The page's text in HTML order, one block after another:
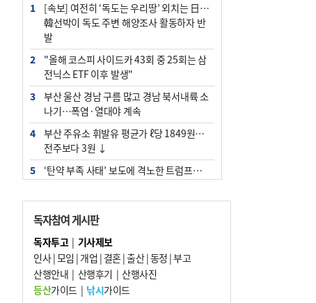
1
[속보] 여전히 ‘독도는 우리땅’ 외치는 日…
韓선박이 독도 주변 해양조사 활동하자 반
발
2
"올해 코스피 사이드카 43회 중 25회는 삼
전닉스 ETF 이후 발생"
3
부산 울산 경남 구름 많고 경남 북서내륙 소
나기…폭염·열대야 계속
4
부산 주유소 휘발유 평균가 ℓ당 1849원…
전주보다 3원 ↓
5
‘탄약 부족 사태’ 보도에 격노한 트럼프…
물선 적발
7
[2026 부산청소년극지체험탐험대 현장르
포] 2회 : 하늘에서 만난 얼음의 나라
8
입추 지났지만 푹푹 찐다…온열질환자 10
년 만에 3배
독자참여 게시판
독자투고| 기사제보
인사|모임 | 개업 | 결혼|출산|동정 |부고
산행안내 | 산행후기 | 산행사진
등산가이드| 낚시가이드